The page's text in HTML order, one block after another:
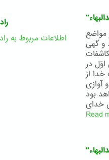
مواضع
و گهی
در
از
آوازی
بود
Read
اطلاعات مربوط به